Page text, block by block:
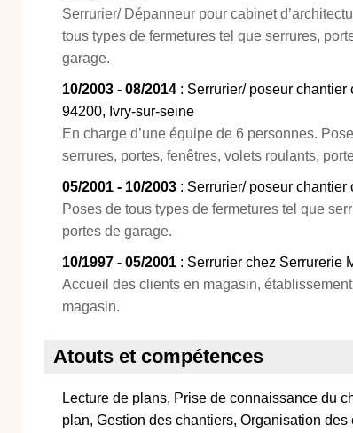
Serrurier/ Dépanneur pour cabinet
tous types de fermetures tel que serrures,
garage.
10/2003 - 08/2014 : Serrurier/ poseur
94200, Ivry-sur-seine
En charge d’une équipe de 6 personnes.
serrures, portes, fenêtres, volets roulants,
05/2001 - 10/2003 : Serrurier/ poseur
Poses de tous types de fermetures tel que
portes de garage.
10/1997 - 05/2001 : Serrurier chez Serrurerie
Accueil des clients en magasin,
magasin.
Atouts et compétences
Lecture de plans, Prise de connaissance du
plan, Gestion des chantiers, Organisation